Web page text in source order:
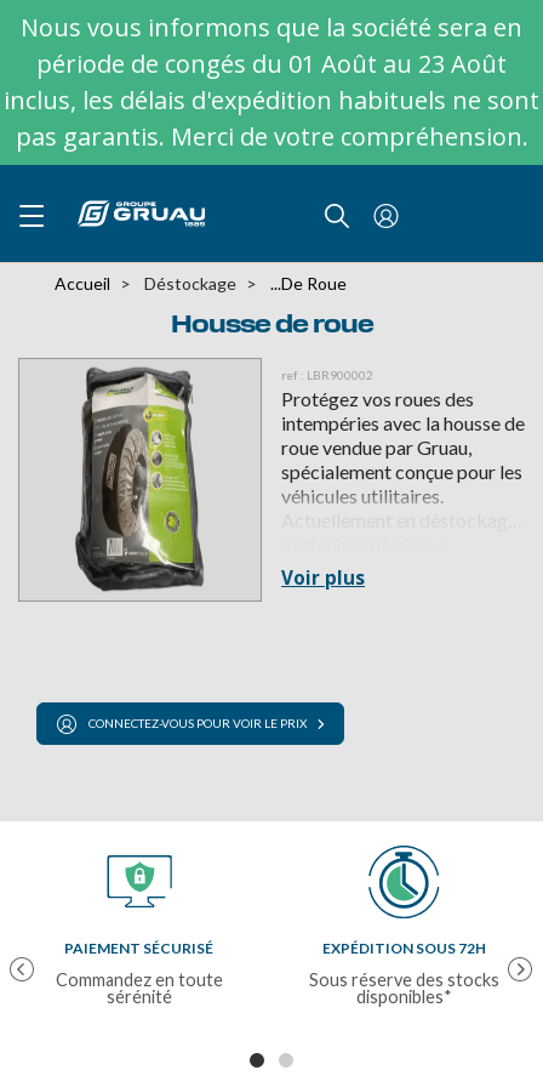
Nous vous informons que la société sera en
période de congés du 01 Août au 23 Août
inclus, les délais d'expédition habituels ne sont
pas garantis. Merci de votre compréhension.
Accueil Déstockage ...de Roue
Housse de roue
ref : LBR900002
Protégez vos roues des
intempéries avec la housse de
roue vendue par Gruau,
spécialement conçue pour les
véhicules utilitaires.
Actuellement en déstockage,
commander cette housse de
roue à un prix compétitif.
Voir plus
CONNECTEZ-VOUS POUR VOIR LE PRIX
PreviousPAIEMENT SÉCURISÉ
Commandez en toute
sérénité
EXPÉDITION SOUS 72H
Sous réserve des stocks
disponibles*